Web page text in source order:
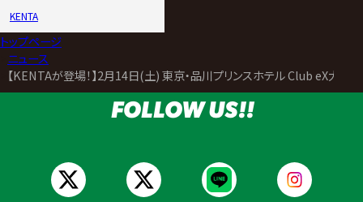
KENTA
トップページ
ニュース
【KENTAが登場！】2月14日(土) 東京・品川プリンスホテル Club eX大会
FOLLOW US!!